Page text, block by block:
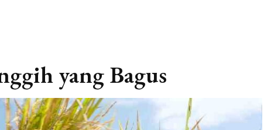
yang Bagus